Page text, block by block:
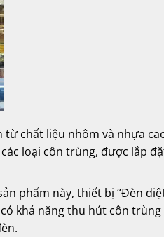
chất liệu nhôm và nhựa
loại côn trùng, được lắp
phẩm này, thiết bị “Đèn
khả năng thu hút côn